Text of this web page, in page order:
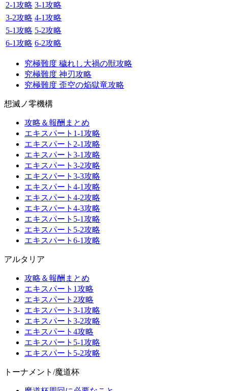
2-1攻略 3-1攻略
3-2攻略 4-1攻略
5-1攻略 5-2攻略
6-1攻略 6-2攻略
究極難度 穢れし大禍の獣攻略
究極難度 神刃攻略
究極難度 歪空の焔獄竜攻略
想滅ノ零機構
攻略＆報酬まとめ
エキスパート1-1攻略
エキスパート2-1攻略
エキスパート3-1攻略
エキスパート3-2攻略
エキスパート3-3攻略
エキスパート4-1攻略
エキスパート4-2攻略
エキスパート4-3攻略
エキスパート5-1攻略
エキスパート5-2攻略
エキスパート6-1攻略
アルタリア
攻略＆報酬まとめ
エキスパート1攻略
エキスパート2攻略
エキスパート3-1攻略
エキスパート3-2攻略
エキスパート4攻略
エキスパート5-1攻略
エキスパート5-2攻略
トーナメント/魔道杯